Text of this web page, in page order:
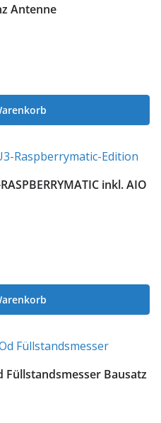
Antenne
inkl. AIO
Füllstandsmesser Bausatz